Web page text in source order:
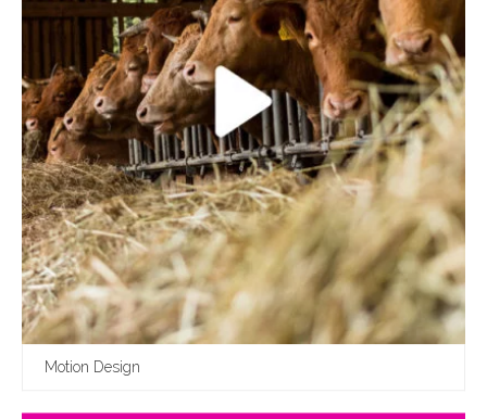
Motion Design